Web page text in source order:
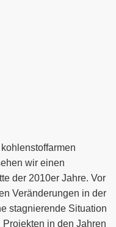
wir einen
der 2010er Jahre. Vor
Veränderungen in der
stagnierende Situation
in den Jahren